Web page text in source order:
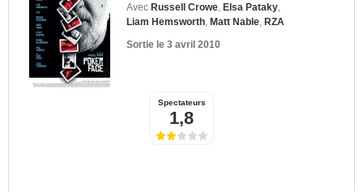
Avec Russell Crowe Elsa Pataky
Liam Hemsworth Matt Nable RZA
Sortie le 3 avril 2010
Spectateurs
1,8